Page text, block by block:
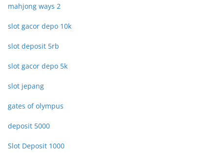
mahjong ways 2
slot gacor depo 10k
slot deposit 5rb
slot gacor depo 5k
slot jepang
gates of olympus
deposit 5000
Slot Deposit 1000